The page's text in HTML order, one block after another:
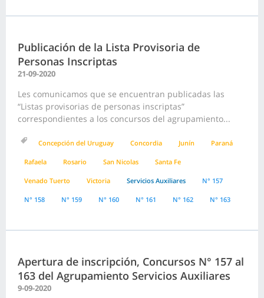
Publicación de la Lista Provisoria de
Personas Inscriptas
21-09-2020
Les comunicamos que se encuentran publicadas las
“Listas provisorias de personas inscriptas”
correspondientes a los concursos del agrupamiento...
Concepción del Uruguay Concordia Junín Paraná
Rafaela Rosario San Nicolas Santa Fe
Venado Tuerto Victoria Servicios Auxiliares N° 157
N° 158 N° 159 N° 160 N° 161 N° 162 N° 163
Apertura de inscripción, Concursos N° 157 al
163 del Agrupamiento Servicios Auxiliares
9-09-2020